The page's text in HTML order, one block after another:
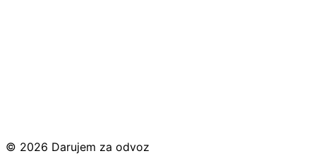
© 2026 Darujem za odvoz